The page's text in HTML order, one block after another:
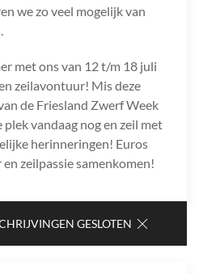
we zo veel mogelijk van
met ons van 12 t/m 18 juli
zeilavontuur! Mis deze
de Friesland Zwerf Week
plek vandaag nog en zeil met
herinneringen! Euros
zeilpassie samenkomen!
GESLOTEN